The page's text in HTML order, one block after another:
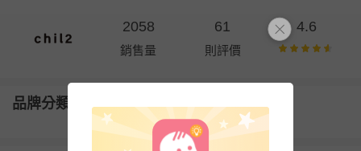
2058
銷售量
61
則評價
4.6
品牌分類